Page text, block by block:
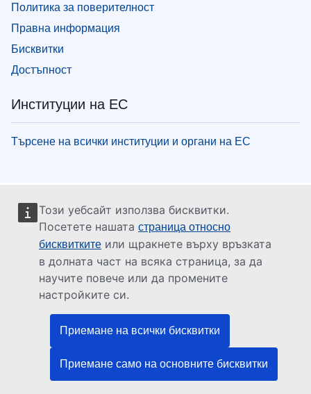
Този уебсайт използва бисквитки.
Посетете нашата страница относно
бисквитките или щракнете върху връзката
в долната част на всяка страница, за да
научите повече или да промените
настройките си.
Приемане на всички бисквитки
Приемане само на основните бисквитки
Политика за поверителност
Правна информация
Бисквитки
Достъпност
Институции на ЕС
Търсене на всички институции и органи на ЕС